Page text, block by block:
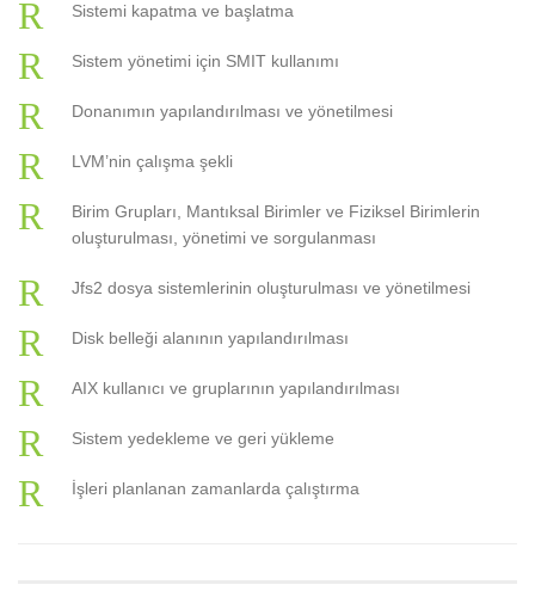
Sistemi kapatma ve başlatma
Sistem yönetimi için SMIT kullanımı
Donanımın yapılandırılması ve yönetilmesi
LVM’nin çalışma şekli
Birim Grupları, Mantıksal Birimler ve Fiziksel Birimlerin
oluşturulması, yönetimi ve sorgulanması
Jfs2 dosya sistemlerinin oluşturulması ve yönetilmesi
Disk belleği alanının yapılandırılması
AIX kullanıcı ve gruplarının yapılandırılması
Sistem yedekleme ve geri yükleme
İşleri planlanan zamanlarda çalıştırma